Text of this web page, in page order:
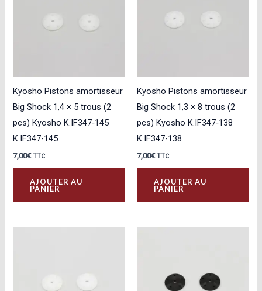
Kyosho Pistons amortisseur
Big Shock 1,4 × 5 trous (2
pcs) Kyosho K.IF347‑145
K.IF347-145
7,00€ TTC
AJOUTER AU
PANIER
Kyosho Pistons amortisseur
Big Shock 1,3 × 8 trous (2
pcs) Kyosho K.IF347‑138
K.IF347-138
7,00€ TTC
AJOUTER AU
PANIER